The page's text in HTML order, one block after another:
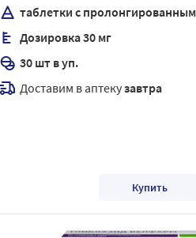
таблетки с
Дозировка 30 мг
30 шт в уп.
Доставим в аптекузавтра
Купить